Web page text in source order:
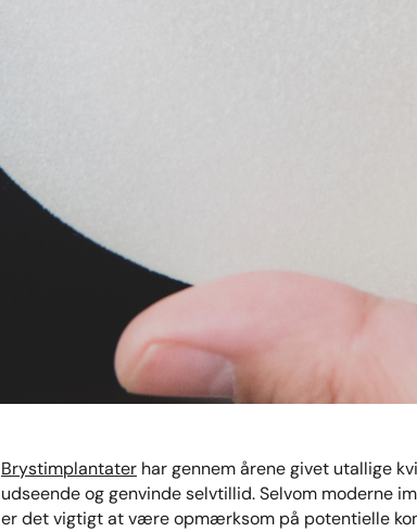
Brystimplantater har gennem årene givet utallige
udseende og genvinde selvtillid. Selvom moderne
er det vigtigt at være opmærksom på potentielle